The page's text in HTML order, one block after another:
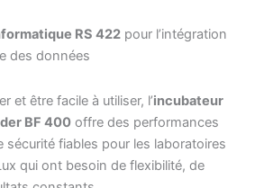
RS 422pour l’intégration
des données
et être facile à utiliser, l’incubateur
BF 400 offre des performances
sécurité fiables pour les laboratoires
qui ont besoin de flexibilité, de